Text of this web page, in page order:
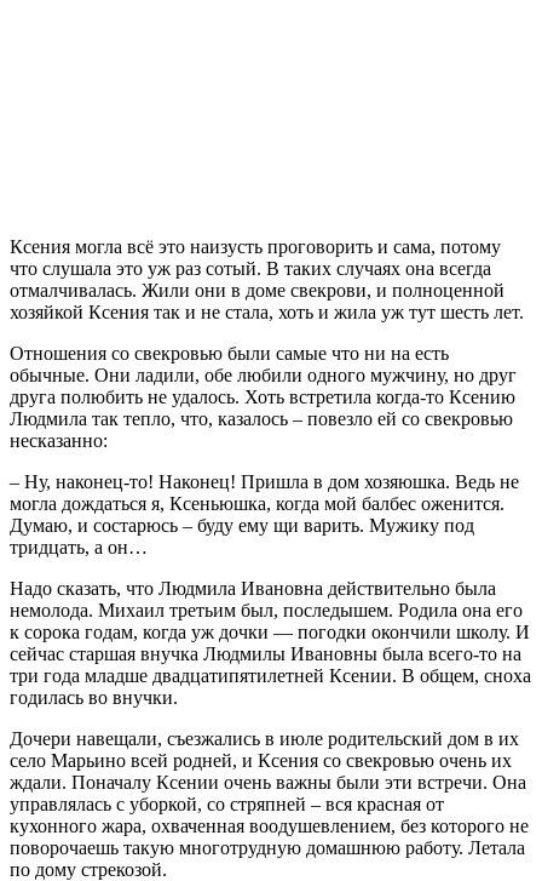
Ксения могла всё это наизусть проговорить и сама, потому
что слушала это уж раз сотый. В таких случаях она всегда
отмалчивалась. Жили они в доме свекрови, и полноценной
хозяйкой Ксения так и не стала, хоть и жила уж тут шесть лет.
Отношения со свекровью были самые что ни на есть
обычные. Они ладили, обе любили одного мужчину, но друг
друга полюбить не удалось. Хоть встретила когда-то Ксению
Людмила так тепло, что, казалось – повезло ей со свекровью
несказанно:
– Ну, наконец-то! Наконец! Пришла в дом хозяюшка. Ведь не
могла дождаться я, Ксеньюшка, когда мой балбес оженится.
Думаю, и состарюсь – буду ему щи варить. Мужику под
тридцать, а он…
Надо сказать, что Людмила Ивановна действительно была
немолода. Михаил третьим был, последышем. Родила она его
к сорока годам, когда уж дочки — погодки окончили школу. И
сейчас старшая внучка Людмилы Ивановны была всего-то на
три года младше двадцатипятилетней Ксении. В общем, сноха
годилась во внучки.
Дочери навещали, съезжались в июле родительский дом в их
село Марьино всей родней, и Ксения со свекровью очень их
ждали. Поначалу Ксении очень важны были эти встречи. Она
управлялась с уборкой, со стряпней – вся красная от
кухонного жара, охваченная воодушевлением, без которого не
поворочаешь такую многотрудную домашнюю работу. Летала
по дому стрекозой.